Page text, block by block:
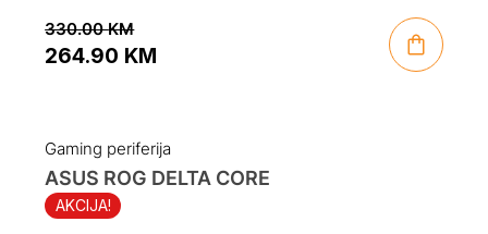
330.00KM
was:
330.00 KM.
264.90 KM
is:
264.90 KM.
Gaming periferija
AKCIJA!
ASUS ROG DELTA CORE